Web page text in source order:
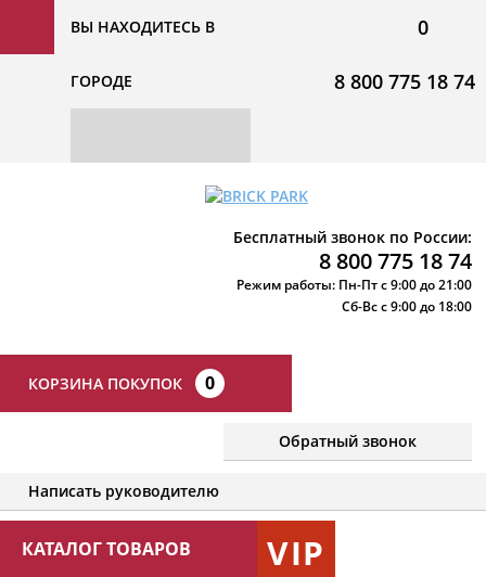
ВЫ НАХОДИТЕСЬ В
ГОРОДЕ
0
8 800 775 18 74
Бесплатный звонок по России:
8 800 775 18 74
Режим работы: Пн-Пт с 9:00 до 21:00
Сб-Вс с 9:00 до 18:00
КОРЗИНА ПОКУПОК 0
Обратный звонок
Написать руководителю
КАТАЛОГ ТОВАРОВ VIP